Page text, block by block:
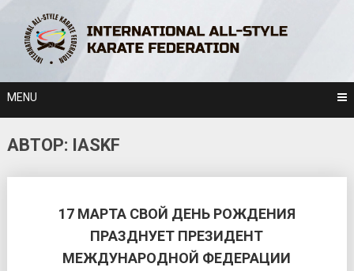
content
MENU
АВТОР: IASKF
17 МАРТА СВОЙ ДЕНЬ РОЖДЕНИЯ
ПРАЗДНУЕТ ПРЕЗИДЕНТ
МЕЖДУНАРОДНОЙ ФЕДЕРАЦИИ
NAVIGATION